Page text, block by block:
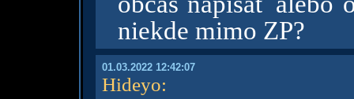
niekde mimo ZP?
01.03.2022 12:42:07
Hideyo: